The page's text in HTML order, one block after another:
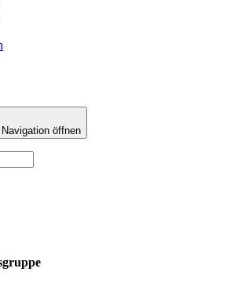
Navigation öffnen